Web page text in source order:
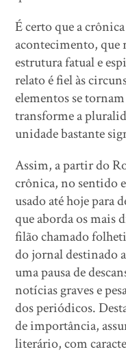
É certo que a
acontecimento, que
estrutura fatual e
relato é fiel às
elementos se
transforme a
unidade bastante
Assim, a partir do
crônica, no sentido
usado até hoje para
que aborda os mais
filão chamado
do jornal destinado
uma pausa de
notícias graves e
dos periódicos.
de importância,
literário, com